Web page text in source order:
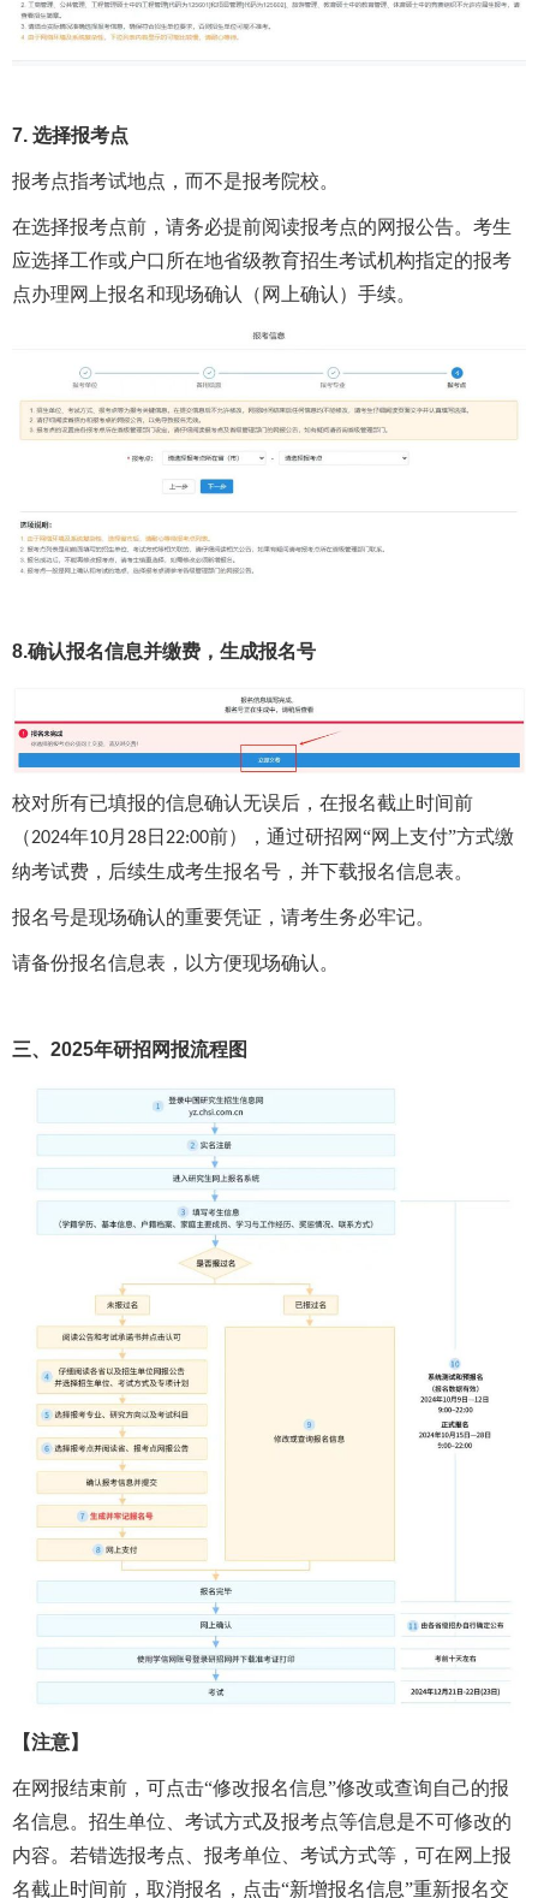
7. 选择报考点
报考点指考试地点，而不是报考院校。
在选择报考点前，请务必提前阅读报考点的网报公告。考生
应选择工作或户口所在地省级教育招生考试机构指定的报考
点办理网上报名和现场确认（网上确认）手续。
8.确认报名信息并缴费，生成报名号
校对所有已填报的信息确认无误后，在报名截止时间前
（2024年10月 28日 22:00前），通过研招网“网上支付”方式缴
纳考试费，后续生成考生报名号，并下载报名信息表。
报名号是现场确认的重要凭证，请考生务必牢记。
请备份报名信息表，以方便现场确认。
三、2025年研招网报流程图
【注意】
在网报结束前，可点击“修改报名信息”修改或查询自己的报
名信息。招生单位、考试方式及报考点等信息是不可修改的
内容。若错选报考点、报考单位、考试方式等，可在网上报
名截止时间前，取消报名，点击“新增报名信息”重新报名交